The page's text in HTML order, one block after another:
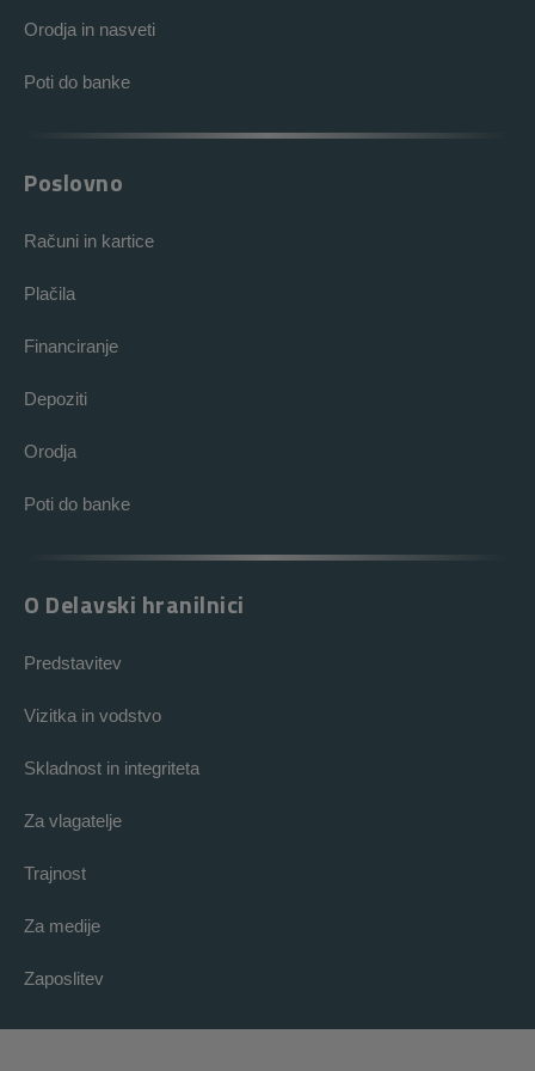
Orodja in nasveti
Poti do banke
Poslovno
Računi in kartice
Plačila
Financiranje
Depoziti
Orodja
Poti do banke
O Delavski hranilnici
Predstavitev
Vizitka in vodstvo
Skladnost in integriteta
Za vlagatelje
Trajnost
Za medije
Zaposlitev